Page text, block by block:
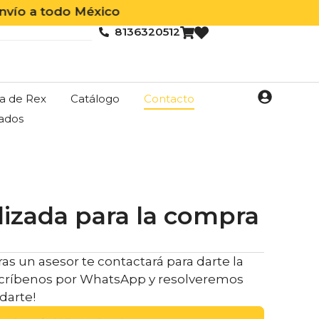
a todo México
8136320512
de Rex Catálogo
Contacto
para la compra
un asesor te contactará para darte la
por WhatsApp y resolveremos